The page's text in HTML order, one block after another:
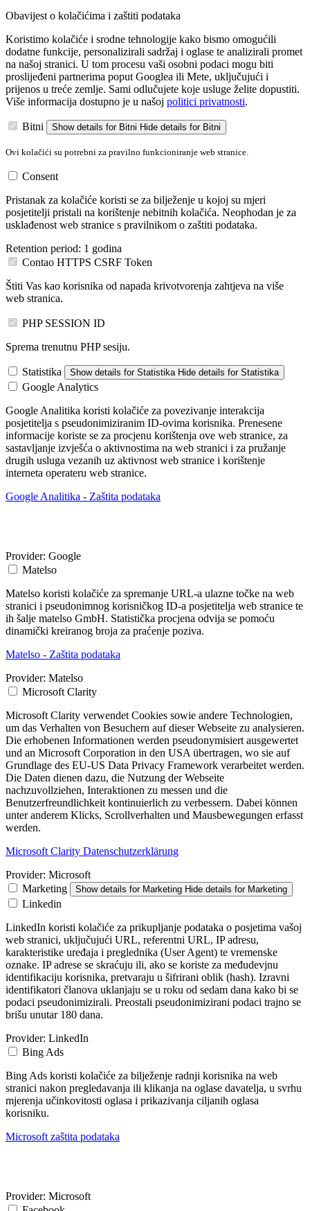
Obavijest o kolačićima i zaštiti podataka
Koristimo kolačiće i srodne tehnologije kako bismo omogućili
dodatne funkcije, personalizirali sadržaj i oglase te analizirali promet
na našoj stranici. U tom procesu vaši osobni podaci mogu biti
proslijeđeni partnerima poput Googlea ili Mete, uključujući i
prijenos u treće zemlje. Sami odlučujete koje usluge želite dopustiti.
Više informacija dostupno je u našoj politici privatnosti.
Bitni Show details for Bitni Hide details for Bitni
Ovi kolačići su potrebni za pravilno funkcioniranje web stranice.
Consent
Pristanak za kolačiće koristi se za bilježenje u kojoj su mjeri
posjetitelji pristali na korištenje nebitnih kolačića. Neophodan je za
usklađenost web stranice s pravilnikom o zaštiti podataka.
Retention period: 1 godina
Contao HTTPS CSRF Token
Štiti Vas kao korisnika od napada krivotvorenja zahtjeva na više
web stranica.
PHP SESSION ID
Sprema trenutnu PHP sesiju.
Statistika Show details for Statistika Hide details for Statistika
Google Analytics
Google Analitika koristi kolačiće za povezivanje interakcija
posjetitelja s pseudonimiziranim ID-ovima korisnika. Prenesene
informacije koriste se za procjenu korištenja ove web stranice, za
sastavljanje izvješća o aktivnostima na web stranici i za pružanje
drugih usluga vezanih uz aktivnost web stranice i korištenje
interneta operateru web stranice.
Google Analitika - Zaštita podataka
Provider: Google
Matelso
Matelso koristi kolačiće za spremanje URL-a ulazne točke na web
stranici i pseudonimnog korisničkog ID-a posjetitelja web stranice te
ih šalje matelso GmbH. Statistička procjena odvija se pomoću
dinamički kreiranog broja za praćenje poziva.
Matelso - Zaštita podataka
Provider: Matelso
Microsoft Clarity
Microsoft Clarity verwendet Cookies sowie andere Technologien,
um das Verhalten von Besuchern auf dieser Webseite zu analysieren.
Die erhobenen Informationen werden pseudonymisiert ausgewertet
und an Microsoft Corporation in den USA übertragen, wo sie auf
Grundlage des EU-US Data Privacy Framework verarbeitet werden.
Die Daten dienen dazu, die Nutzung der Webseite
nachzuvollziehen, Interaktionen zu messen und die
Benutzerfreundlichkeit kontinuierlich zu verbessern. Dabei können
unter anderem Klicks, Scrollverhalten und Mausbewegungen erfasst
werden.
Microsoft Clarity Datenschutzerklärung
Provider: Microsoft
Marketing
Show details for Marketing Hide details for Marketing
Linkedin
LinkedIn koristi kolačiće za prikupljanje podataka o posjetima vašoj
web stranici, uključujući URL, referentni URL, IP adresu,
karakteristike uređaja i preglednika (User Agent) te vremenske
oznake. IP adrese se skraćuju ili, ako se koriste za međudevjnu
identifikaciju korisnika, pretvaraju u šifrirani oblik (hash). Izravni
identifikatori članova uklanjaju se u roku od sedam dana kako bi se
podaci pseudonimizirali. Preostali pseudonimizirani podaci trajno se
brišu unutar 180 dana.
Provider: LinkedIn
Bing Ads
Bing Ads koristi kolačiće za bilježenje radnji korisnika na web
stranici nakon pregledavanja ili klikanja na oglase davatelja, u svrhu
mjerenja učinkovitosti oglasa i prikazivanja ciljanih oglasa
korisniku.
Microsoft zaštita podataka
Provider: Microsoft